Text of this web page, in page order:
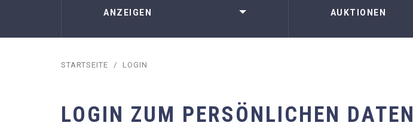
ANZEIGEN AUKTIONEN
STARTSEITE / LOGIN
LOGIN ZUM PERSÖNLICHEN DATEN